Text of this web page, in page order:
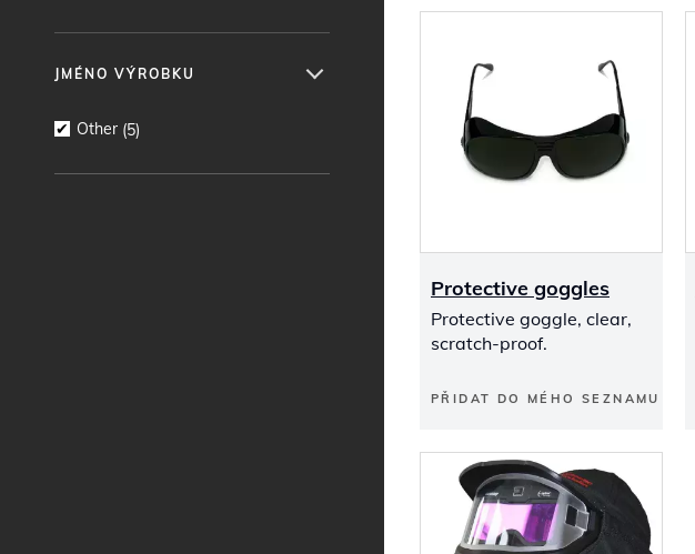
JMÉNO VÝROBKU
Other (5)
Protective goggles
Protective goggle, clear,
scratch-proof.
PŘIDAT DO MÉHO SEZNAMU